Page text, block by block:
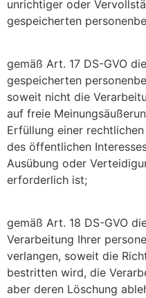
unrichtiger oder
gespeicherten
gemäß Art. 17 DS-GVO
gespeicherten
soweit nicht die
auf freie
Erfüllung einer
des öffentlichen
Ausübung oder
erforderlich ist;
gemäß Art. 18 DS-GVO
Verarbeitung Ihrer
verlangen, soweit die
bestritten wird, die
aber deren Löschung